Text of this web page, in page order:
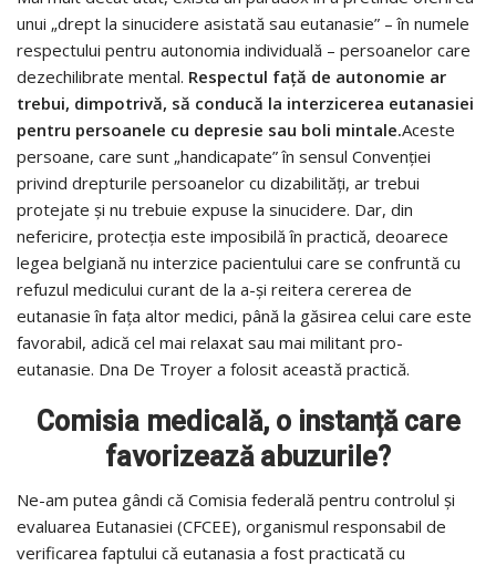
unui „drept la sinucidere asistată sau eutanasie” – în numele
respectului pentru autonomia individuală – persoanelor care
dezechilibrate mental. Respectul față de autonomie ar
trebui, dimpotrivă, să conducă la interzicerea eutanasiei
pentru persoanele cu depresie sau boli mintale.Aceste
persoane, care sunt „handicapate” în sensul Convenției
privind drepturile persoanelor cu dizabilități, ar trebui
protejate și nu trebuie expuse la sinucidere. Dar, din
nefericire, protecția este imposibilă în practică, deoarece
legea belgiană nu interzice pacientului care se confruntă cu
refuzul medicului curant de la a-și reitera cererea de
eutanasie în fața altor medici, până la găsirea celui care este
favorabil, adică cel mai relaxat sau mai militant pro-
eutanasie. Dna De Troyer a folosit această practică.
Comisia medicală, o instanță care
favorizează abuzurile?
Ne-am putea gândi că Comisia federală pentru controlul și
evaluarea Eutanasiei (CFCEE), organismul responsabil de
verificarea faptului că eutanasia a fost practicată cu